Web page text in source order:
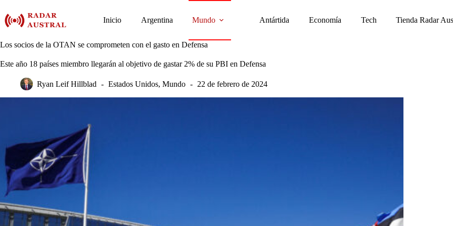
contenido
Inicio Argentina Mundo Antártida Economía Tech Tienda Radar
Los socios de la OTAN se comprometen con el gasto en Defensa
Este año 18 países miembro llegarán al objetivo de gastar 2% de su PBI en Defensa
Ryan Leif Hillblad Estados Unidos, Mundo 22 de febrero de 2024